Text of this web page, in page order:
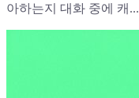
아하는지 대화 중에 캐...